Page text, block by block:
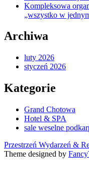
Kompleksowa
„wszystko w
Archiwa
luty 2026
styczeń 2026
Kategorie
Grand Chotowa
Hotel & SPA
sale weselne
Przestrzeń Wydarzeń &
Theme designed by